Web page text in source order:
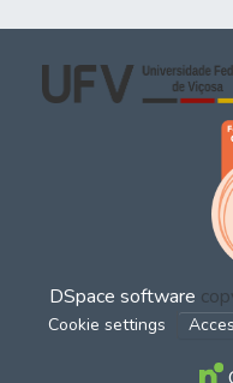
DSpace software
Cookie settings